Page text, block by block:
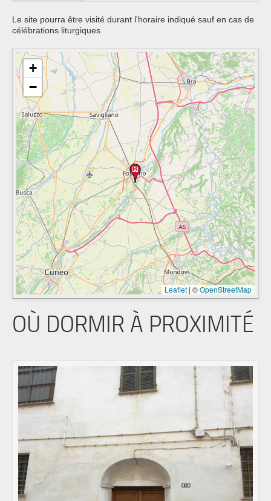
Le site pourra être visité durant l'horaire indiqué sauf en cas de
célébrations liturgiques
+
−
Leaflet |©OpenStreetMap
OÙ DORMIR À PROXIMITÉ